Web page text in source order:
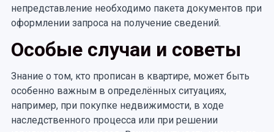
непредставление необходимо пакета документов при
оформлении запроса на получение сведений.
Особые случаи и советы
Знание о том, кто прописан в квартире, может быть
особенно важным в определённых ситуациях,
например, при покупке недвижимости, в ходе
наследственного процесса или при решении